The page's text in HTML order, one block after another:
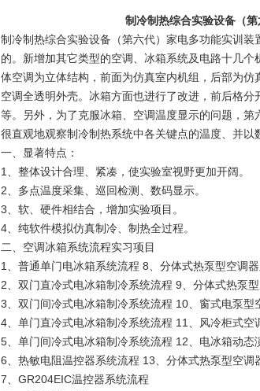
制冷制热综合实验设备（
制冷制热综合实验设备（第六代）家电多功能实训装
的。新增加其它类型的空调、冰箱系统及电路十几
体空调为立体结构，前面为仿真室内机组，后部为
空调全透明外壳。冰箱方面也进行了改进，前后格
等。
另外，为了克服冰箱、空调温度显示的问题，
很直观地观察制冷制热系统中各关键点的温度、并以
一、 显著特点：
1、整体设计合理、紧凑，使实验室视野更加开阔。
2、多点温度采集、巡回检测、数码显示。
3、软、硬件相结合，增加实验项目。
4、纯软件模拟仿真制冷、制热全过程。
二、 空调冰箱系统流程实习项目
1、普通单门电冰箱系统流程 8、分体式热泵型空调
2、双门直冷式电冰箱制冷系统流程 9、分体式热泵
3、双门间冷式电冰箱制冷系统流程 10、窗式电泵型
4、单门直冷式电冰箱制冷系统流程 11、风冷柜式空
5、单门间冷式电冰箱制冷系统流程 12、电冰箱动态
6、热敏电阻温控器系统流程 13、分体式热泵型空调
7、GR204EIC温控器系统流程